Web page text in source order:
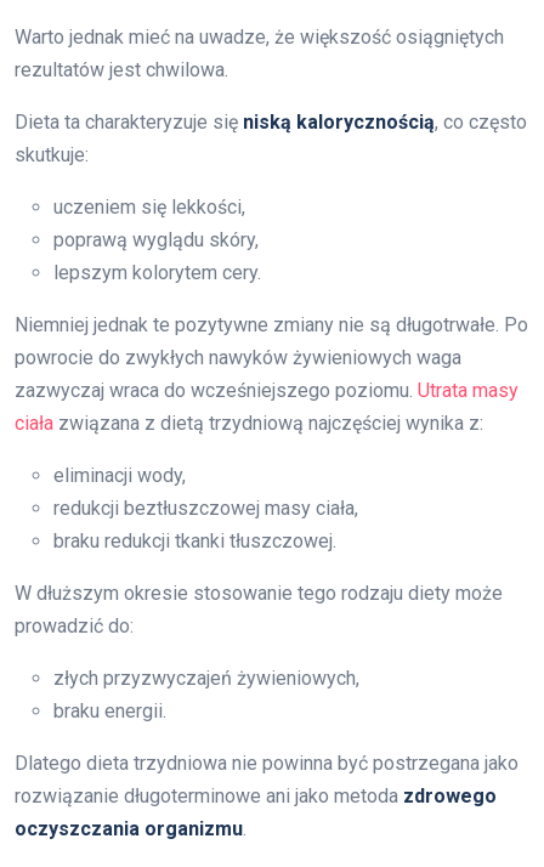
Warto jednak mieć na uwadze, że większość osiągniętych
rezultatów jest chwilowa.
Dieta ta charakteryzuje się niską kalorycznością, co często
skutkuje:
uczeniem się lekkości,
poprawą wyglądu skóry,
lepszym kolorytem cery.
Niemniej jednak te pozytywne zmiany nie są długotrwałe. Po
powrocie do zwykłych nawyków żywieniowych waga
zazwyczaj wraca do wcześniejszego poziomu. Utrata masy
ciała związana z dietą trzydniową najczęściej wynika z:
eliminacji wody,
redukcji beztłuszczowej masy ciała,
braku redukcji tkanki tłuszczowej.
W dłuższym okresie stosowanie tego rodzaju diety może
prowadzić do:
złych przyzwyczajeń żywieniowych,
braku energii.
Dlatego dieta trzydniowa nie powinna być postrzegana jako
rozwiązanie długoterminowe ani jako metoda zdrowego
oczyszczania organizmu.